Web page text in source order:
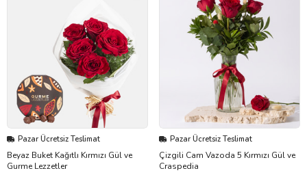
Pazar Ücretsiz Teslimat
Beyaz Buket Kağıtlı Kırmızı Gül ve
Gurme Lezzetler
Pazar Ücretsiz Teslimat
Çizgili Cam Vazoda 5 Kırmızı Gül ve
Craspedia